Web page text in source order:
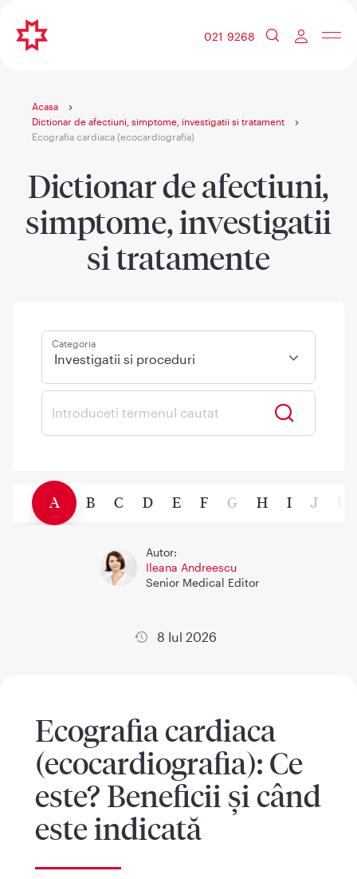
021 9268
Acasa
Dictionar de afectiuni, simptome, investigatii si tratament
Ecografia cardiaca (ecocardiografia)
Dictionar de afectiuni,
simptome, investigatii
si tratamente
Categoria
Investigatii si proceduri
A B C D E F G H I J
Autor:
Ileana Andreescu
Senior Medical Editor
8 Iul 2026
Ecografia cardiaca
(ecocardiografia): Ce
este? Beneficii și când
este indicată